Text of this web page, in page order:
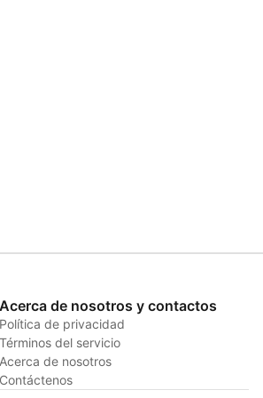
Acerca de nosotros y contactos
Política de privacidad
Términos del servicio
Acerca de nosotros
Contáctenos